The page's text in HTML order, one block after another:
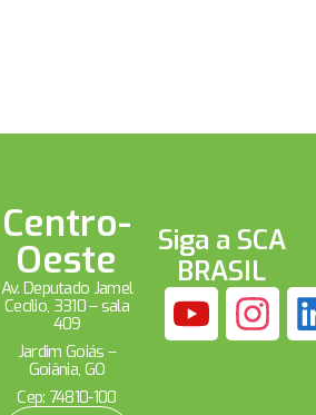
Centro-
Oeste
Av. Deputado Jamel
Cecílio, 3310 – sala
409
Jardim Goiás –
Goiânia, GO
Cep: 74810-100
Siga a SCA
BRASIL